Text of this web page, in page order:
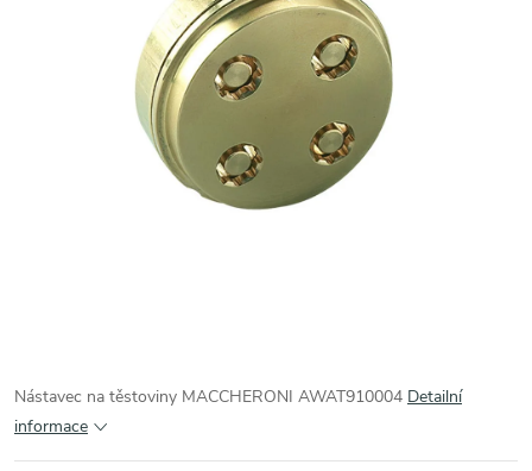
Nástavec na těstoviny MACCHERONI AWAT910004 Detailní
informace